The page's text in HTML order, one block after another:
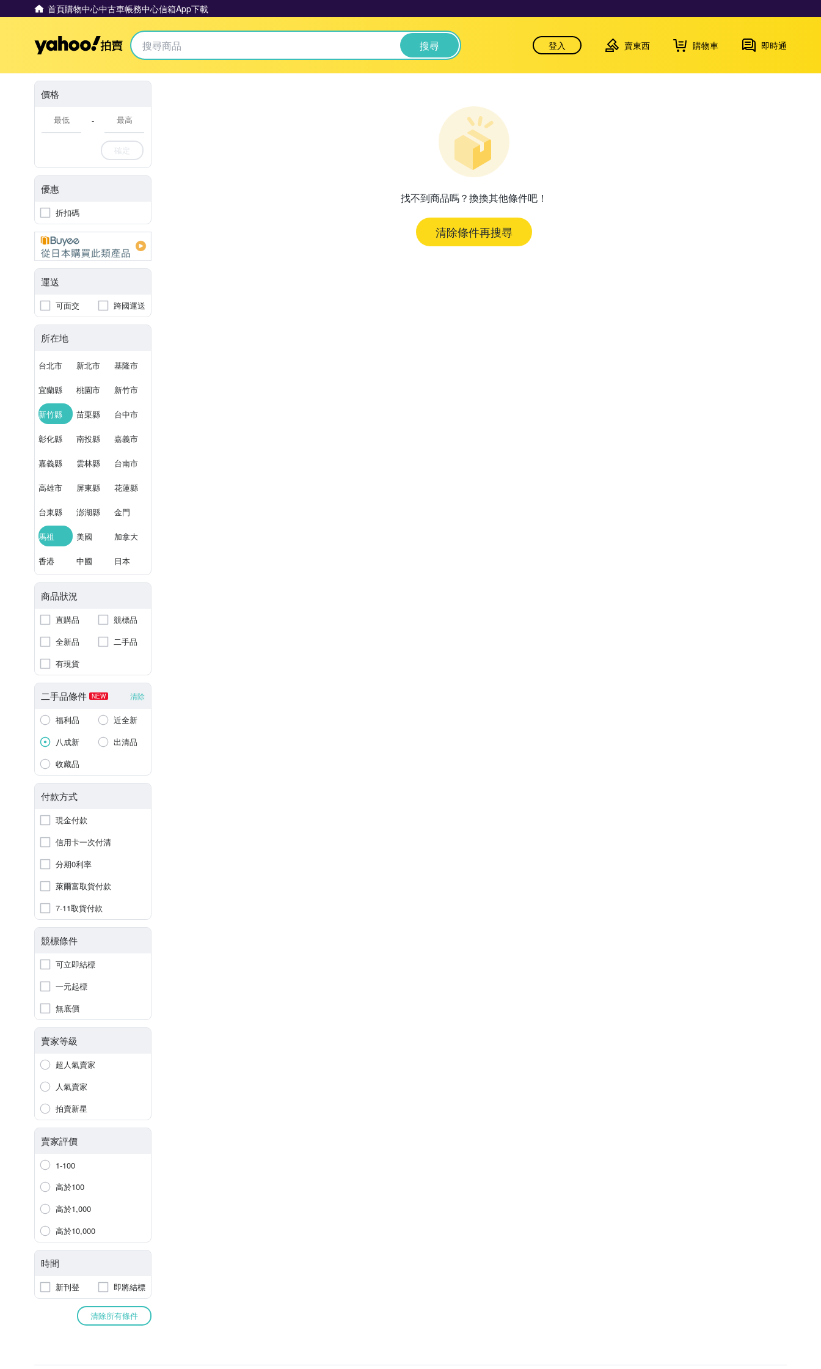
首頁購物中心中古車帳務中心信箱App下載
Yahoo拍賣 搜尋 登入 賣東西 購物車 即時通
價格
-
確定
優惠
折扣碼
運送
可面交 跨國運送
所在地
台北市 新北市 基隆市
宜蘭縣 桃園市 新竹市
新竹縣 苗栗縣 台中市
彰化縣 南投縣 嘉義市
嘉義縣 雲林縣 台南市
高雄市 屏東縣 花蓮縣
台東縣 澎湖縣 金門
馬祖 美國 加拿大
香港 中國 日本
商品狀況
直購品
競標品
全新品
二手品
有現貨
二手品條件 NEW 清除
福利品
近全新
八成新
出清品
收藏品
付款方式
現金付款
信用卡一次付清
分期0利率
萊爾富取貨付款
7-11取貨付款
競標條件
可立即結標
一元起標
無底價
賣家等級
超人氣賣家
人氣賣家
拍賣新星
賣家評價
1-100
高於100
高於1,000
高於10,000
時間
新刊登 即將結標
清除所有條件
找不到商品嗎？換換其他條件吧！
清除條件再搜尋